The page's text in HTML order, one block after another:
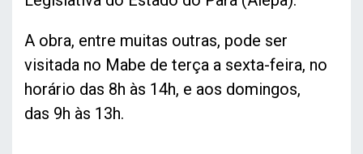
A obra, entre muitas outras, pode ser
visitada no Mabe de terça a sexta-feira, no
horário das 8h às 14h, e aos domingos,
das 9h às 13h.